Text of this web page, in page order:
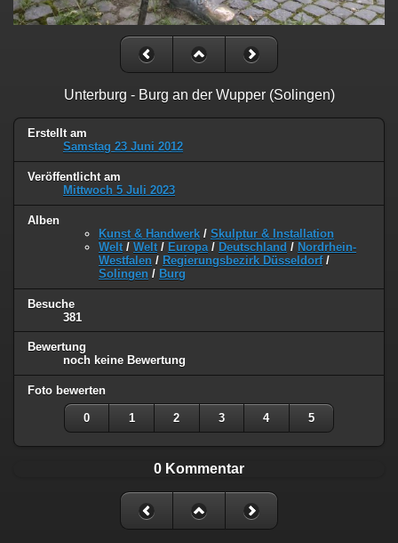
Unterburg - Burg an der Wupper (Solingen)
Erstellt am
Samstag 23 Juni 2012
Veröffentlicht am
Mittwoch 5 Juli 2023
Alben
Kunst & Handwerk / Skulptur & Installation
Welt / Welt / Europa / Deutschland / Nordrhein-
Westfalen / Regierungsbezirk Düsseldorf/
Solingen / Burg
Besuche
381
Bewertung
noch keine Bewertung
Foto bewerten
0 1 2 3 4 5
0 Kommentar